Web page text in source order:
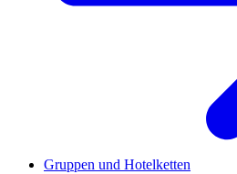
Gruppen und Hotelketten